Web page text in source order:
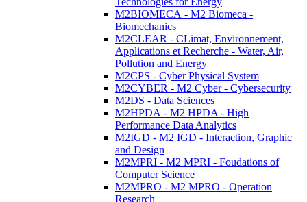
M2BIOMECA - M2 Biomeca -
Biomechanics
M2CLEAR - CLimat, Environnement,
Applications et Recherche - Water, Air,
Pollution and Energy
M2CPS - Cyber Physical System
M2CYBER - M2 Cyber - Cybersecurity
M2DS - Data Sciences
M2HPDA - M2 HPDA - High
Performance Data Analytics
M2IGD - M2 IGD - Interaction, Graphic
and Design
M2MPRI - M2 MPRI - Foudations of
Computer Science
M2MPRO - M2 MPRO - Operation
Research